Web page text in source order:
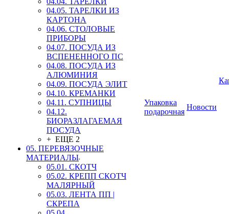
04.05. ТАРЕЛКИ ИЗ
КАРТОНА
04.06. СТОЛОВЫЕ
ПРИБОРЫ
04.07. ПОСУДА ИЗ
ВСПЕНЕННОГО ПС
04.08. ПОСУДА ИЗ
АЛЮМИНИЯ
04.09. ПОСУДА ЭЛИТ
04.10. КРЕМАНКИ
04.11. СУПНИЦЫ
04.12.
БИОРАЗЛАГАЕМАЯ
ПОСУДА
+ ЕЩЕ 2
05. ПЕРЕВЯЗОЧНЫЕ
МАТЕРИАЛЫ
05.01. СКОТЧ
05.02. КРЕПП СКОТЧ
МАЛЯРНЫЙ
05.03. ЛЕНТА ПП |
СКРЕПА
Упаковка
подарочная
Новости